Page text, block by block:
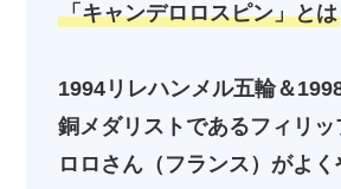
「キャンデロロスピン」とは
1994リレハンメル五輪＆
銅メダリストであるフィリ
ロロさん（フランス）がよ